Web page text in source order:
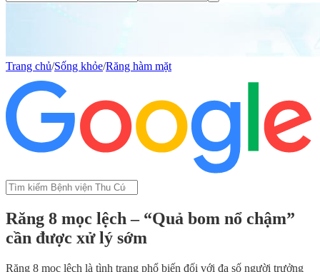
Trang chủ/Sống khỏe/Răng hàm mặt
Răng 8 mọc lệch – “Quả bom nổ chậm”
cần được xử lý sớm
Răng 8 mọc lệch là tình trạng phổ biến đối với đa số người trưởng